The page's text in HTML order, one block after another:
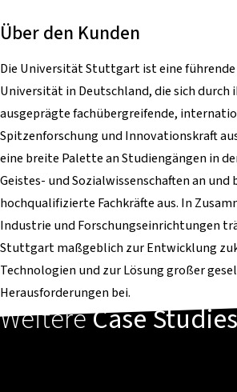
Über den Kunden
Die Universität Stuttgart ist eine
Universität in Deutschland, die sich durch
ausgeprägte fachübergreifende,
Spitzenforschung und Innovationskraft
eine breite Palette an Studiengängen in
Geistes- und Sozialwissenschaften an und
hochqualifizierte Fachkräfte aus. In
Industrie und Forschungseinrichtungen
Stuttgart maßgeblich zur Entwicklung
Technologien und zur Lösung großer
Herausforderungen bei.
WeitereCase Studies